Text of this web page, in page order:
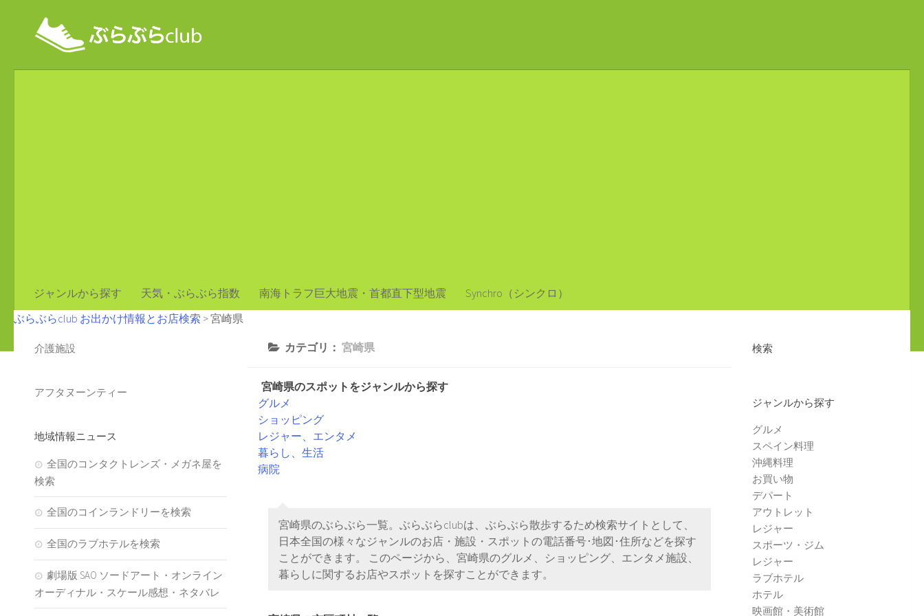
ジャンルから探す 天気・ぶらぶら指数 南海トラフ巨大地震・首都直下型地震
Synchro（シンクロ）
ぶらぶらclub お出かけ情報とお店検索 >宮崎県
カテゴリ： 宮崎県
宮崎県のスポットをジャンルから探す
グルメ
ショッピング
レジャー、エンタメ
暮らし、生活
病院
宮崎県のぶらぶら一覧。ぶらぶらclubは、ぶらぶら散歩するため検索サイトとして、
日本全国の様々なジャンルのお店・施設・スポットの電話番号･地図･住所などを探す
ことができます。 このページから、宮崎県のグルメ、ショッピング、エンタメ施設、
暮らしに関するお店やスポットを探すことができます。
介護施設
アフタヌーンティー
地域情報ニュース
全国のコンタクトレンズ・メガネ屋を
検索
全国のコインランドリーを検索
全国のラブホテルを検索
劇場版 SAO ソードアート・オンライン
オーディナル・スケール感想・ネタバレ
検索
ジャンルから探す
グルメ
スペイン料理
沖縄料理
お買い物
デパート
アウトレット
レジャー
スポーツ・ジム
レジャー
ラブホテル
ホテル
映画館・美術館